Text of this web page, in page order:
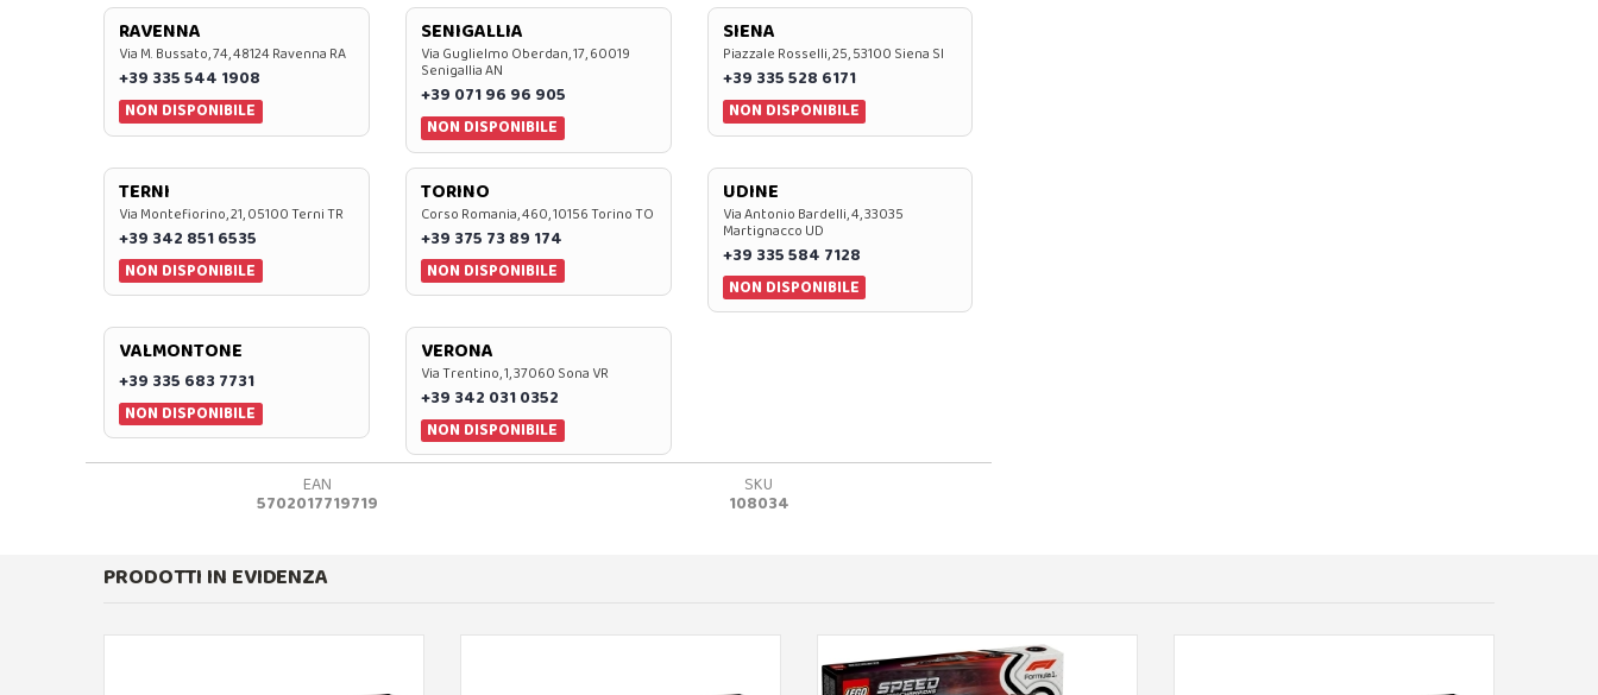
RAVENNA
Via M. Bussato, 74, 48124 Ravenna RA
+39 335 544 1908
NON DISPONIBILE
SENIGALLIA
Via Guglielmo Oberdan, 17, 60019
Senigallia AN
+39 071 96 96 905
NON DISPONIBILE
SIENA
Piazzale Rosselli, 25, 53100 Siena SI
+39 335 528 6171
NON DISPONIBILE
TERNI
Via Montefiorino, 21, 05100 Terni TR
+39 342 851 6535
NON DISPONIBILE
TORINO
Corso Romania, 460, 10156 Torino TO
+39 375 73 89 174
NON DISPONIBILE
UDINE
Via Antonio Bardelli, 4, 33035
Martignacco UD
+39 335 584 7128
NON DISPONIBILE
VALMONTONE
+39 335 683 7731
NON DISPONIBILE
VERONA
Via Trentino, 1, 37060 Sona VR
+39 342 031 0352
NON DISPONIBILE
EAN
5702017719719
SKU
108034
PRODOTTI IN EVIDENZA